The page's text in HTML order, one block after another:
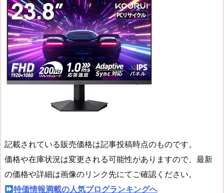
記載されている販売価格は記事投稿時点のものです。
価格や在庫状況は変更される可能性がありますので、最新
の価格や詳細は画像のリンク先にてご確認ください。
特価情報満載の人気ブログランキングへ